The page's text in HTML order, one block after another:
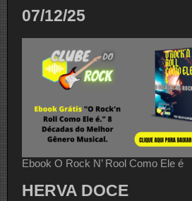
07/12/25
Ebook O Rock N’ Rool Como Ele é
HERVA DOCE